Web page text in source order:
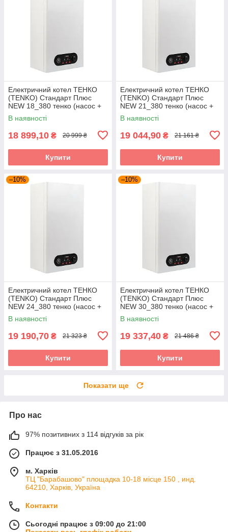
Електричний котел ТЕНКО
(TENKO) Стандарт Плюс
NEW 18_380 тенко (насос +
розшир. бак + група безпеки)
В наявності
18 899,10 ₴ 20 999 ₴
Купити
Електричний котел ТЕНКО
(TENKO) Стандарт Плюс
NEW 21_380 тенко (насос +
розшир. бак + група безпеки)
В наявності
19 044,90 ₴ 21 161 ₴
Купити
–10%
Електричний котел ТЕНКО
(TENKO) Стандарт Плюс
NEW 24_380 тенко (насос +
розшир. бак + група безпеки)
В наявності
19 190,70 ₴ 21 323 ₴
Купити
–10%
Електричний котел ТЕНКО
(TENKO) Стандарт Плюс
NEW 30_380 тенко (насос +
розшир. бак + група безпеки)
В наявності
19 337,40 ₴ 21 486 ₴
Купити
Показати ще
Про нас
97% позитивних з 114 відгуків за рік
Працює з 31.05.2016
м. Харків
ТЦ "Барабашово" площадка 10-18 місце 150 , инд.
64210, Харків, Україна
Контакти
Сьогодні працює з 09:00 до 21:00